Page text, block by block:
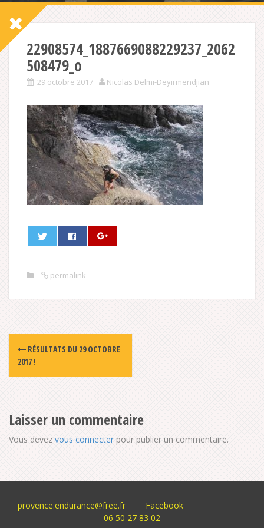
22908574_1887669088229237_2062
508479_o
29 octobre 2017 Nicolas Delmi-Deyirmendjian
permalink
Post
navigation
RÉSULTATS DU 29 OCTOBRE
2017 !
Laisser un commentaire
Vous devez vous connecter pour publier un commentaire.
provence.endurance@free.fr
Facebook
06 50 27 83 02